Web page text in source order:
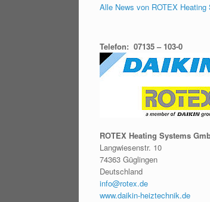
Alle News von ROTEX
Telefon: 07135 – 103-0
ROTEX Heating Systems
Langwiesenstr. 10
74363 Güglingen
Deutschland
info@rotex.de
www.daikin-heiztechnik.de